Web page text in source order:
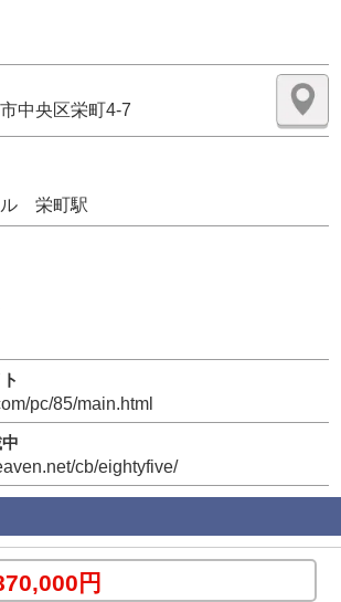
自分の為に使えます。</p><p>～具体的
電話応対業務
出勤の確認のお電話など
こたえます。
ャストさんが出勤していない場合は、
グして合うキャストさんをご提案しま
方法などは、先輩が教えるのでご安心
場所や、女性が待機する場所は毎日掃
かけます。
の毛やお洋服の繊維などしっかり掃除
るようにします。
、複数風俗媒体を更新していただきま
出勤情報、お店のイベントやキャンペ
ン配信
など..
ですが、覚えたら簡単です♪
か確認。出勤予定の女性に問題ないか
中央区栄町4-7
ル 栄町駅
pc/85/main.html
cb/eightyfive/
円